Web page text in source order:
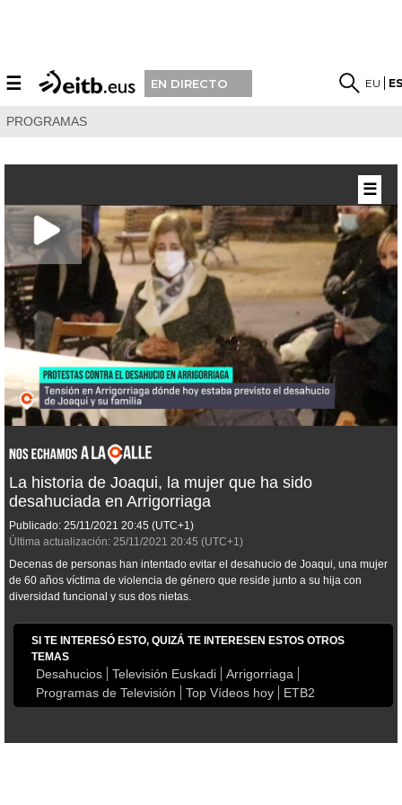
☰ EN DIRECTO EU
PROGRAMAS
La historia de Joaqui, la mujer que ha sido
desahuciada en Arrigorriaga
Publicado: 25/11/2021 20:45 (UTC+1)
Última actualización: 25/11/2021 20:45 (UTC+1)
Decenas de personas han intentado evitar el desahucio de Joaqui, una mujer
de 60 años víctima de violencia de género que reside junto a su hija con
diversidad funcional y sus dos nietas.
SI TE INTERESÓ ESTO, QUIZÁ TE INTERESEN ESTOS OTROS
TEMAS
Desahucios Televisión Euskadi
Arrigorriaga
Programas de Televisión
Top Vídeos hoy ETB2
☰